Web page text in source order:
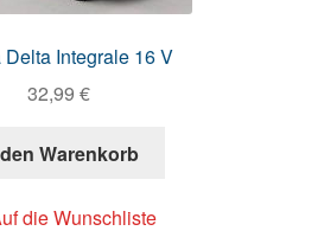
Delta Integrale 16 V
32,99 €
Warenkorb
die Wunschliste